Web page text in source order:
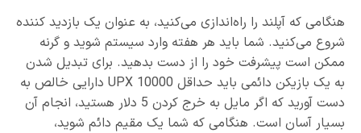
هنگامی که آپلند را راه‌اندازی می‌کنید، به عنوان یک بازدید کننده
شروع می‌کنید. شما باید هر هفته وارد سیستم شوید و گرنه
ممکن است پیشرفت خود را از دست بدهید. برای تبدیل شدن
به یک بازیکن دائمی باید حداقل 10000 UPX دارایی خالص به
دست آورید که اگر مایل به خرج کردن 5 دلار هستید، انجام آن
بسیار آسان است. هنگامی که شما یک مقیم دائم شوید،